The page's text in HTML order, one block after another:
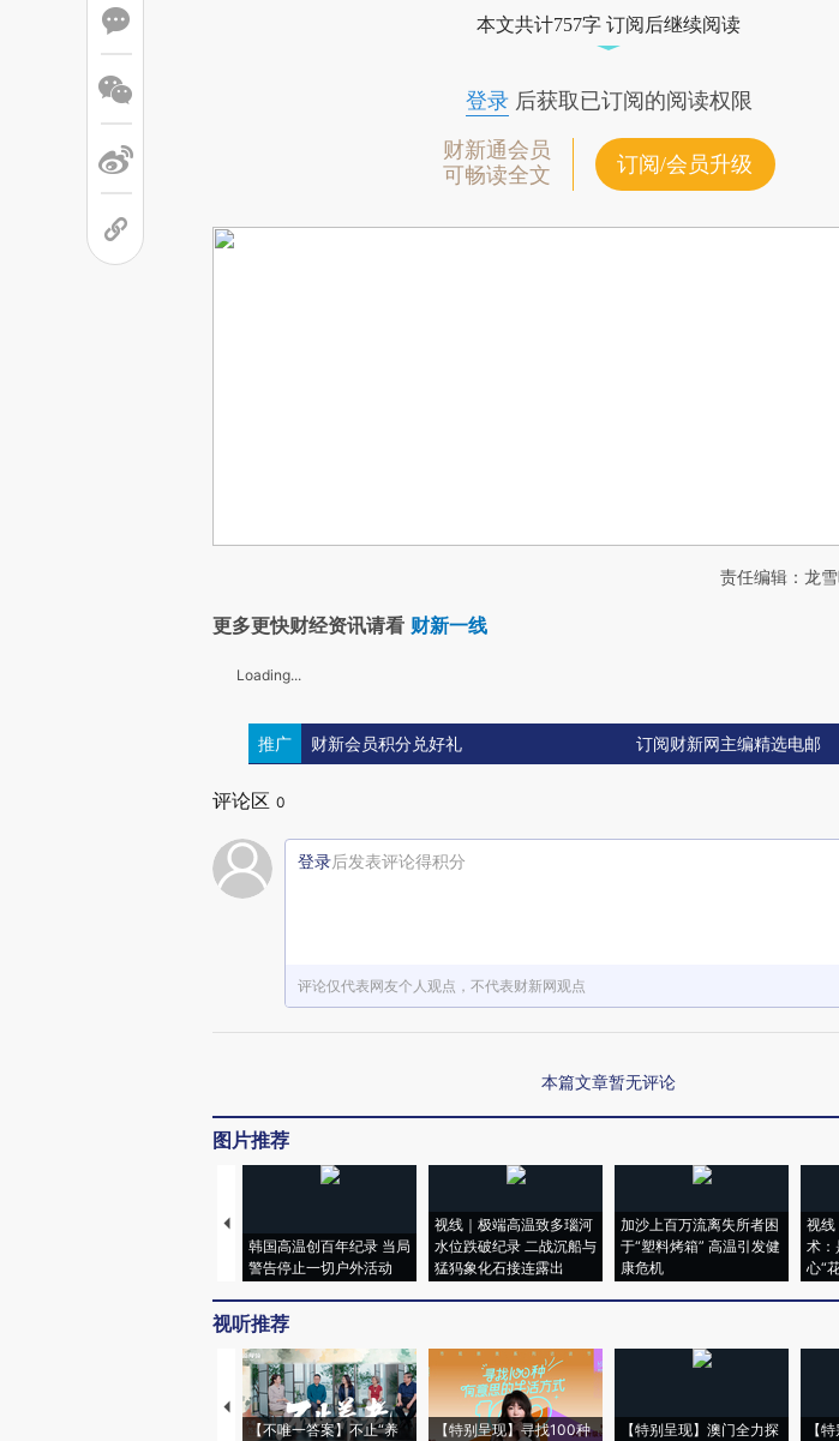
本文共计757字 订阅后继续阅读
登录后获取已订阅的阅读权限
财新通会员
可畅读全文
订阅/会员升级
责任编辑：龙
更多更快财经资讯请看 财新一线
Loading...
推广 财新会员积分兑好礼 订阅财新网主编精选电邮
评论区 0
登录后发表评论得积分
评论仅代表网友个人观点，不代表财新网观点
本篇文章暂无评论
图片推荐
韩国高温创百年纪录 当局
警告停止一切户外活动
视线｜极端高温致多瑙河
水位跌破纪录 二战沉船与
猛犸象化石接连露出
加沙上百万流离失所者困
于“塑料烤箱” 高温引发健
康危机
视线
术：
心“
视听推荐
【不唯一答案】不止“养
【特别呈现】寻找100种
【特别呈现】澳门全力探
【